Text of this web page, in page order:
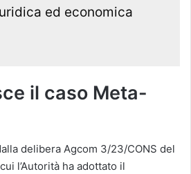
ed economica
il caso Meta-
delibera Agcom 3/23/CONS del
l’Autorità ha adottato il